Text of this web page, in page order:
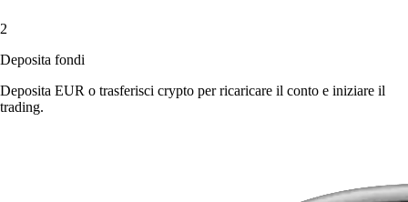
2
Deposita fondi
Deposita EUR o trasferisci crypto per ricaricare il conto e iniziare il
trading.